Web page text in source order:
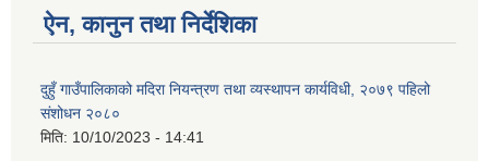
ऐन, कानुन तथा निर्देशिका
दुहुँ गाउँपालिकाको मदिरा नियन्त्रण तथा व्यस्थापन कार्यविधी, २०७९ पहिलो
संशोधन २०८०
मिति: 10/10/2023 - 14:41